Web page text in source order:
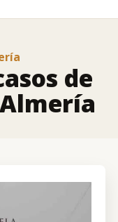
de